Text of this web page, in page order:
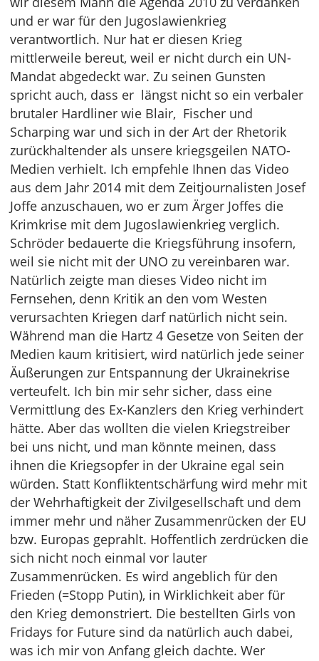
und er war für den Jugoslawienkrieg
verantwortlich. Nur hat er diesen Krieg
mittlerweile bereut, weil er nicht durch ein UN-
Mandat abgedeckt war. Zu seinen Gunsten
spricht auch, dass er längst nicht so ein verbaler
brutaler Hardliner wie Blair, Fischer und
Scharping war und sich in der Art der Rhetorik
zurückhaltender als unsere kriegsgeilen NATO-
Medien verhielt. Ich empfehle Ihnen das Video
aus dem Jahr 2014 mit dem Zeitjournalisten Josef
Joffe anzuschauen, wo er zum Ärger Joffes die
Krimkrise mit dem Jugoslawienkrieg verglich.
Schröder bedauerte die Kriegsführung insofern,
weil sie nicht mit der UNO zu vereinbaren war.
Natürlich zeigte man dieses Video nicht im
Fernsehen, denn Kritik an den vom Westen
verursachten Kriegen darf natürlich nicht sein.
Während man die Hartz 4 Gesetze von Seiten der
Medien kaum kritisiert, wird natürlich jede seiner
Äußerungen zur Entspannung der Ukrainekrise
verteufelt. Ich bin mir sehr sicher, dass eine
Vermittlung des Ex-Kanzlers den Krieg verhindert
hätte. Aber das wollten die vielen Kriegstreiber
bei uns nicht, und man könnte meinen, dass
ihnen die Kriegsopfer in der Ukraine egal sein
würden. Statt Konfliktentschärfung wird mehr mit
der Wehrhaftigkeit der Zivilgesellschaft und dem
immer mehr und näher Zusammenrücken der EU
bzw. Europas geprahlt. Hoffentlich zerdrücken die
sich nicht noch einmal vor lauter
Zusammenrücken. Es wird angeblich für den
Frieden (=Stopp Putin), in Wirklichkeit aber für
den Krieg demonstriert. Die bestellten Girls von
Fridays for Future sind da natürlich auch dabei,
was ich mir von Anfang gleich dachte. Wer